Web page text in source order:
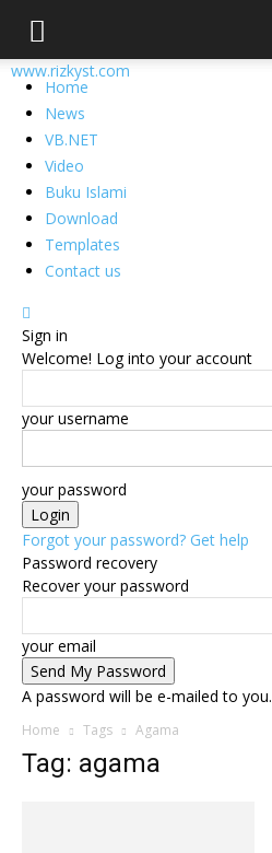
www.rizkyst.com
Home
News
VB.NET
Video
Buku Islami
Download
Templates
Contact us
Sign in
Welcome! Log into your account
your username
your password
Forgot your password? Get help
Password recovery
Recover your password
your email
A password will be e-mailed to you.
Home Tags Agama
Tag: agama